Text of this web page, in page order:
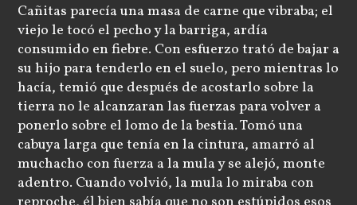
Cañitas parecía una masa de carne que vibraba; el
viejo le tocó el pecho y la barriga, ardía
consumido en fiebre. Con esfuerzo trató de bajar a
su hijo para tenderlo en el suelo, pero mientras lo
hacía, temió que después de acostarlo sobre la
tierra no le alcanzaran las fuerzas para volver a
ponerlo sobre el lomo de la bestia. Tomó una
cabuya larga que tenía en la cintura, amarró al
muchacho con fuerza a la mula y se alejó, monte
adentro. Cuando volvió, la mula lo miraba con